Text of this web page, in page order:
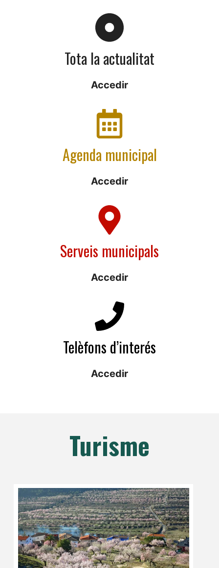
Tota la actualitat
Accedir
Agenda municipal
Accedir
Serveis municipals
Accedir
Telèfons d’interés
Accedir
Turisme